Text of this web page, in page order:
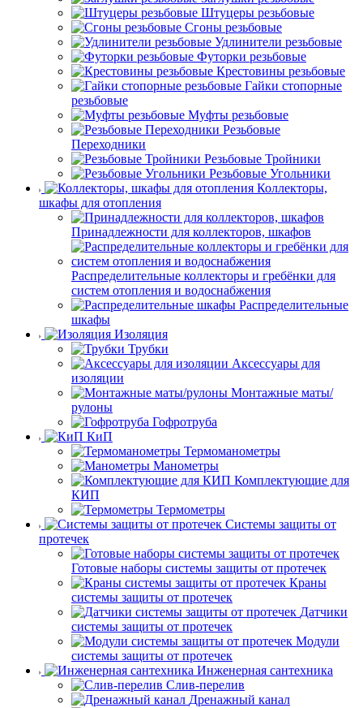
Штуцеры резьбовые
Сгоны резьбовые
Удлинители резьбовые
Футорки резьбовые
Крестовины резьбовые
Гайки стопорные
резьбовые
Муфты резьбовые
Резьбовые
Переходники
Резьбовые Тройники
Резьбовые Угольники
Коллекторы,
шкафы для отопления
Принадлежности для коллекторов, шкафов
Распределительные коллекторы и гребёнки для
систем отопления и водоснабжения
Распределительные
шкафы
Изоляция
Трубки
Аксессуары для
изоляции
Монтажные маты/
рулоны
Гофротруба
КиП
Термоманометры
Манометры
Комплектующие для
КИП
Термометры
Системы защиты от
протечек
Готовые наборы системы защиты от протечек
Краны
системы защиты от протечек
Датчики
системы защиты от протечек
Модули
системы защиты от протечек
Инженерная сантехника
Слив-перелив
Дренажный канал